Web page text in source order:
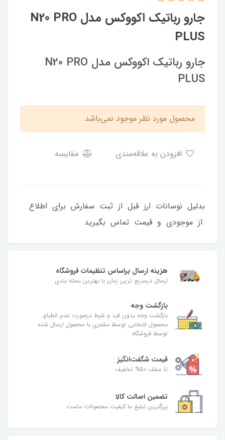
جارو رباتیک اکووکس مدل N20 PRO
PLUS
جارو رباتیک اکووکس مدل N20 PRO
PLUS
محصول مورد نظر موجود نمی‌باشد.
مقایسه
بدلیل نوسانات ارز قبل از ثبت سفارش برای اطلاع
از موجودی و قیمت تماس بگیرید
هزینه ارسال براساس تنظیمات فروشگاه
ارسال درسریع ترین زمان با بهترین بسته بندی
بازگشت وجه
بازگشت وجه بدون قید و شرط درصورت عدم انطباق
محصول انتخابی توسط مشتری با محصول ارسال شده
توسط فروشگاه
قیمت شگفت‌انگیز
تا سقف 50% تخفیف
تضمین اصالت کالا
بزرگترین تبلیغ ما کیفیت محصولات ماست.